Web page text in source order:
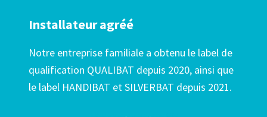
Installateur agréé
Notre entreprise familiale a obtenu le label de
qualification QUALIBAT depuis 2020, ainsi que
le label HANDIBAT et SILVERBAT depuis 2021.